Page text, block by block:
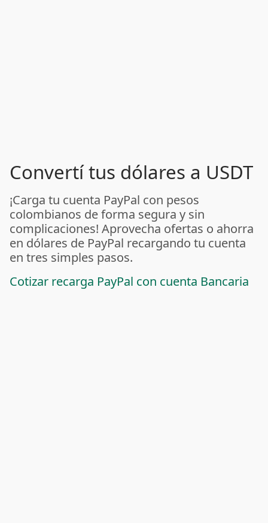
Convertí tus dólares a USDT
¡Carga tu cuenta PayPal con pesos
colombianos de forma segura y sin
complicaciones! Aprovecha ofertas o ahorra
en dólares de PayPal recargando tu cuenta
en tres simples pasos.
Cotizar recarga PayPal con cuenta Bancaria